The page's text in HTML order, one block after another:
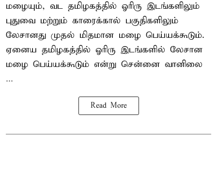
மழையும், வட தமிழகத்தில் ஓரிரு இடங்களிலும்
புதுவை மற்றும் காரைக்கால் பகுதிகளிலும்
லேசானது முதல் மிதமான மழை பெய்யக்கூடும்.
ஏனைய தமிழகத்தில் ஓரிரு இடங்களில் லேசான
மழை பெய்யக்கூடும் என்று சென்னை வானிலை
...
Read More